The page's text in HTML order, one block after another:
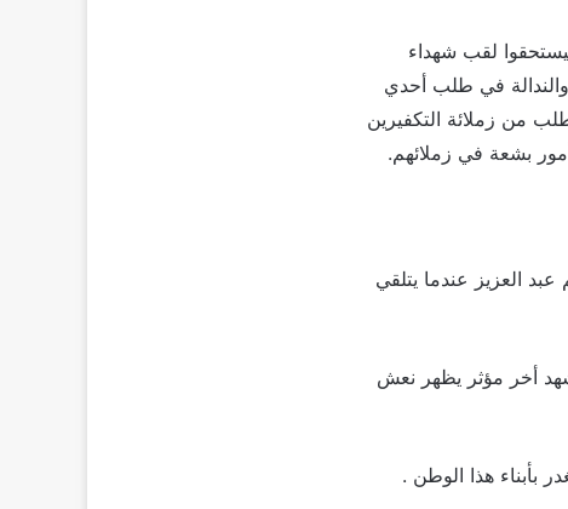
ليستحقوا لقب شهداء
والندالة في طلب أحدي
من زملائة التكفيرين
بشعة في زملائهم.
كريم عبد العزيز عندما يتلقي
أخر مؤثر يظهر نعش
بأبناء هذا الوطن .